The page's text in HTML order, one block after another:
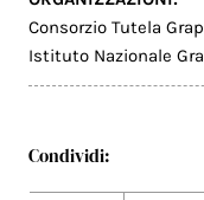
Consorzio Tutela
Istituto Nazionale
Condividi: